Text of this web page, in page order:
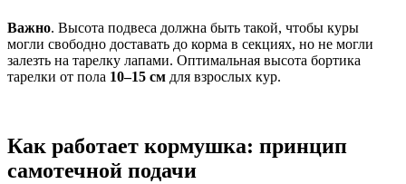
Важно. Высота подвеса должна быть такой, чтобы куры
могли свободно доставать до корма в секциях, но не могли
залезть на тарелку лапами. Оптимальная высота бортика
тарелки от пола 10–15 см для взрослых кур.
Как работает кормушка: принцип
самотечной подачи